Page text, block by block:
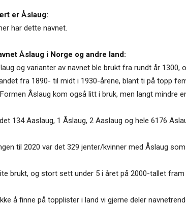
er Åslaug:
har dette navnet.
Åslaug i Norge og andre land:
og varianter av navnet ble brukt fra rundt år
fra 1890- til midt i 1930-årene, blant ti på topp
Åslaug kom også litt i bruk, men langt mindre
134 Aaslaug, 1 Åslaug, 2 Aaslaug og hele 6176
til 2020 var det 329 jenter/kvinner med Åslaug
brukt, og stort sett under 5 i året på 2000-tallet fram
å finne på topplister i land vi gjerne deler